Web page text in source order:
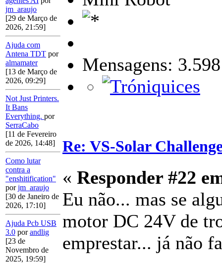
jm_araujo
[29 de Março de
2026, 21:59]
Ajuda com
Antena TDT por
almamater
[13 de Março de
2026, 09:29]
Not Just Printers.
It Bans
Everything. por
SerraCabo
[11 de Fevereiro
de 2026, 14:48]
Como lutar
contra a
"enshitification"
porjm_araujo
[30 de Janeiro de
2026, 17:10]
Ajuda Pcb USB
3.0 porandlig
[23 de
Novembro de
2025, 19:59]
Mensagens: 3.598
Re: VS-Solar
« Responder #22
Eu não... mas se
motor DC 24V de
emprestar... já não